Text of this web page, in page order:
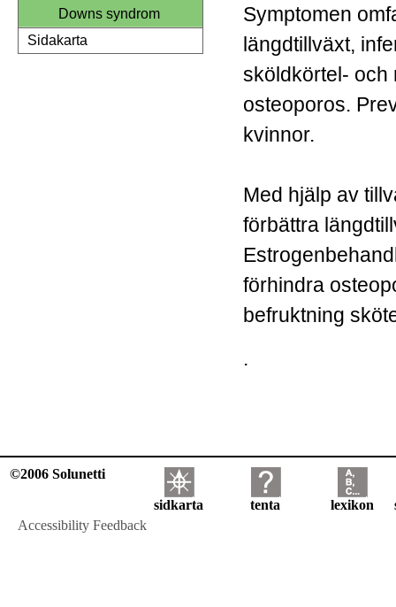
Downs syndrom
Sidakarta
Symptomen
längdtillväxt,
sköldkörtel- och
osteoporos.
kvinnor.
Med hjälp av
förbättra
förhindra
befruktning
.
©2006 Solunetti
sidkarta tenta lexikon
Accessibility Feedback